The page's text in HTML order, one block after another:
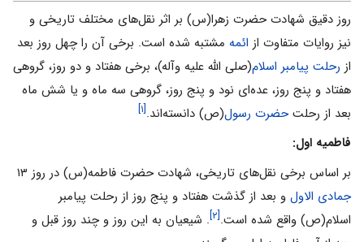
روز دقیق شهادت حضرت زهرا(س) بر اثر نقل‌های مختلف تاریخی و
نیز روایات متفاوت از ائمه مشتبه شده است. برخی‌ آن را چهل روز بعد
از رحلت پیامبر اسلام(صلی الله علیه وآله)، برخی‌ هفتاد و دو روز، گروهی
هفتاد و پنج روز، عده‌ای‌ نود و پنج روز، گروهی سه ماه و یا شش ماه
بعد از رحلتحضرت رسول(ص) دانسته‌اند.[۱]
فاطمیه اول:
بر اساس برخی نقل‌های تاریخی، شهادت حضرت فاطمه(س) در روز ۱۳
جمادی الاول و بعد از گذشت هفتاد و پنج روز از رحلت پیامبر
اسلام(ص) واقع شده است.[۲] . شیعیان به این روز و چند روز قبل و